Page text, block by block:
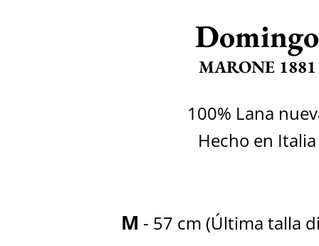
Domingo
MARONE 1881
100% Lana
Hecho en Italia
M - 57 cm (Última talla